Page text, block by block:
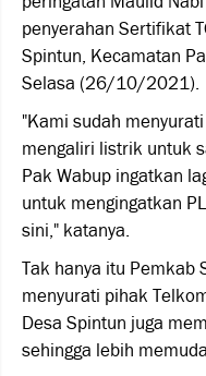
penyerahan Sertifikat
Spintun, Kecamatan
Selasa (26/10/2021).
"Kami sudah
mengaliri listrik untuk
Pak Wabup ingatkan
untuk mengingatkan
sini," katanya.
Tak hanya itu Pemkab
menyurati pihak
Desa Spintun juga
sehingga lebih